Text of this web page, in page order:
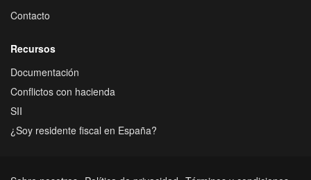
Contacto
Recursos
Documentación
Conflictos con hacienda
SII
¿Soy residente fiscal en España?